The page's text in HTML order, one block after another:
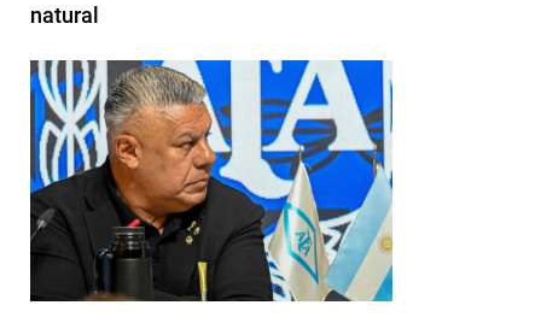
natural